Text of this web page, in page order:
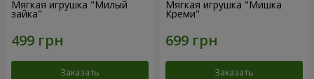
Мягкая игрушка "Милый
зайка"
Заказать
Мягкая игрушка "Мишка
Креми"
Заказать